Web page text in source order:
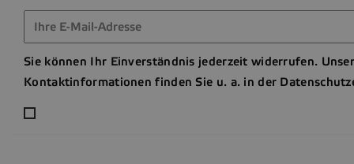
Sie können Ihr Einverständnis jederzeit widerrufen.
Kontaktinformationen finden Sie u. a. in der